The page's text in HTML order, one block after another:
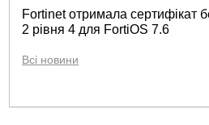
Fortinet отримала сертифікат
2 рівня 4 для FortiOS 7.6
Всі новини